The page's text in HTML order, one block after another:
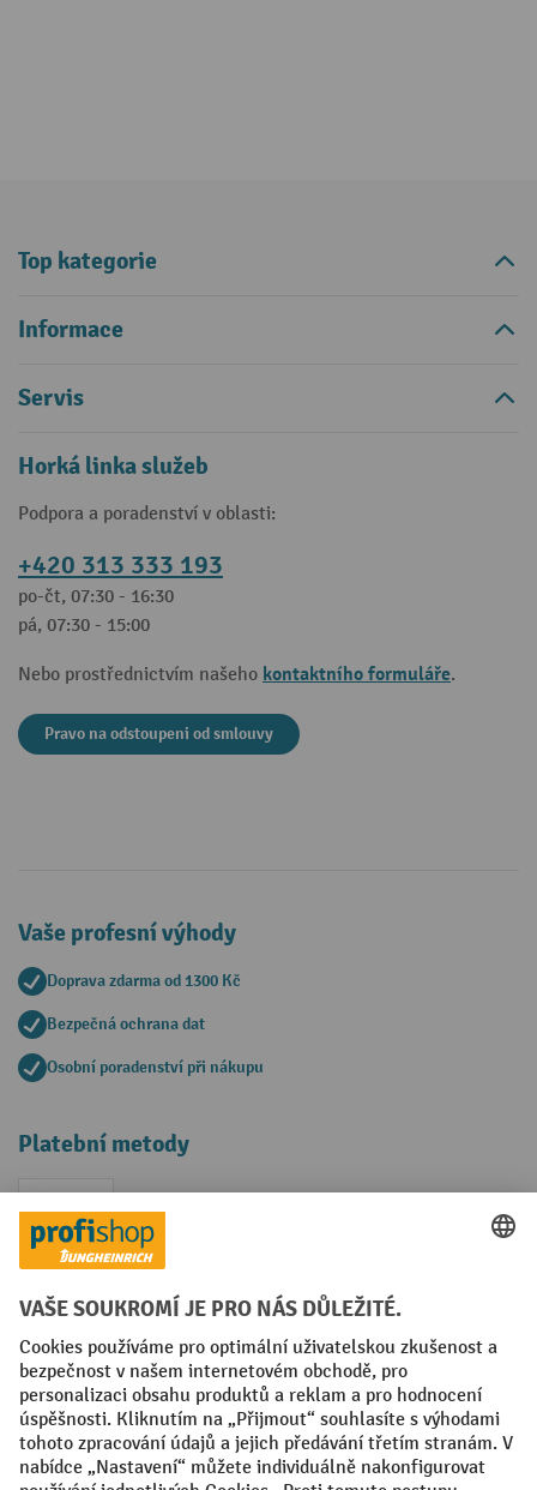
Top kategorie
Informace
Servis
Horká linka služeb
Podpora a poradenství v oblasti:
+420 313 333 193
po-čt, 07:30 - 16:30
pá, 07:30 - 15:00
Nebo prostřednictvím našeho kontaktního formuláře.
Pravo na odstoupeni od smlouvy
Vaše profesní výhody
Doprava zdarma od 1300 Kč
Bezpečná ochrana dat
Osobní poradenství při nákupu
Platební metody
Faktura
Sociální sítě
Facebook
YouTubeLinkedIn
VODP Otisk